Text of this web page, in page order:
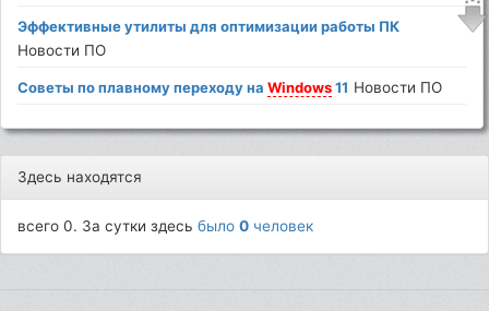
Эффективные утилиты для оптимизации работы ПК
Новости ПО
Советы по плавному переходу наWindows11 Новости ПО
Здесь находятся
всего 0. За сутки здесьбыло0 человек